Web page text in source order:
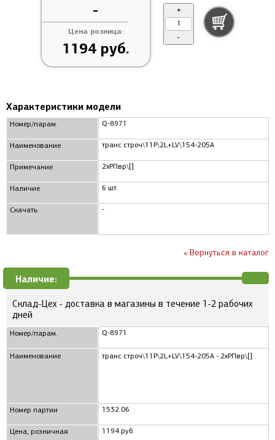
-
Цена розница:
1194 руб.
+
-
Характеристики модели
Номер/парам.
Наименование
Примечание
Наличие
Скачать
Q-8971
транс строч\11P\2L+LV\154-205A
2xРПвр\[]
6 шт.
-
« Вернуться в каталог
Наличие:
Склад-Цех - доставка в магазины в течение 1-2 рабочих
дней
Номер/парам.
Наименование
Номер партии
Цена, розничная
Q-8971
транс строч\11P\2L+LV\154-205A - 2xРПвр\[]
1532.06
1194 руб.